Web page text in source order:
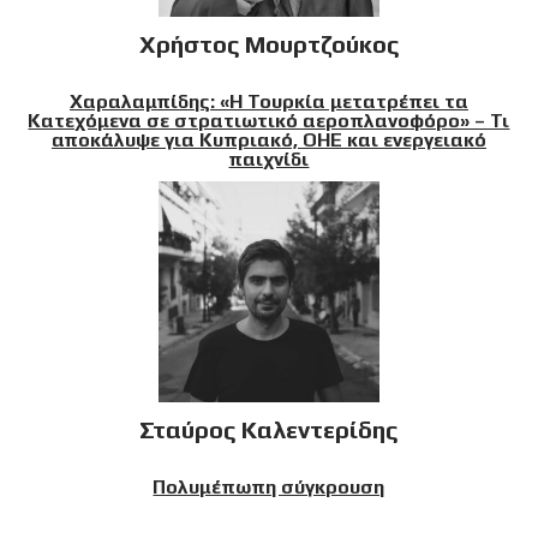
Χρήστος Μουρτζούκος
Χαραλαμπίδης: «Η Τουρκία μετατρέπει τα
Κατεχόμενα σε στρατιωτικό αεροπλανοφόρο» – Τι
αποκάλυψε για Κυπριακό, ΟΗΕ και ενεργειακό
παιχνίδι
Σταύρος Καλεντερίδης
Πολυμέπωπη σύγκρουση